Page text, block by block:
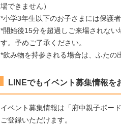
場できません）
*小学3年生以下のお子さまには保護
*開始後15分を超過しご来場されな
す。予めご了承ください。
*飲み物を持参される場合は、ふたの
LINEでもイベント募集情報を
イベント募集情報は「府中親子ボー
ご登録いただけます。